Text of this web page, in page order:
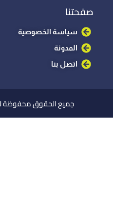
صفحتنا
سياسة الخصوصية
المدونة
اتصل بنا
جميع الحقوق محفوظة